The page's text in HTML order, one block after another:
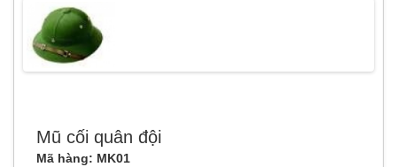
Mũ cối quân đội
Mã hàng: MK01